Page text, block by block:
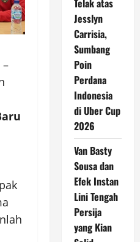
–
Telak atas
Jesslyn
Carrisia,
Sumbang
Poin
Perdana
Indonesia
di Uber Cup
2026
Van Basty
Sousa dan
Efek Instan
Lini Tengah
Persija
yang Kian